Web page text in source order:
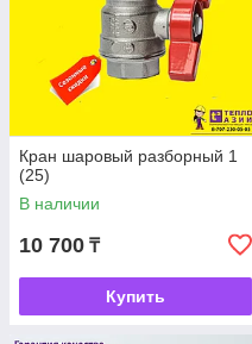
Кран шаровый разборный 1
(25)
В наличии
10 700 ₸
Купить